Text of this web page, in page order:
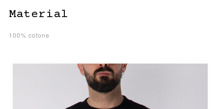
Material
100% cotone